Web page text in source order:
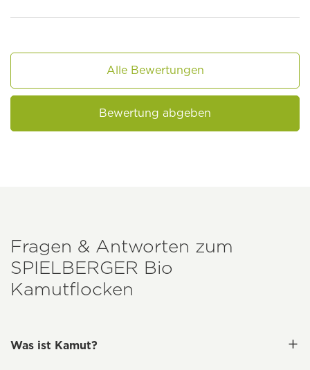
Alle Bewertungen
Bewertung abgeben
Fragen & Antworten zum
SPIELBERGER Bio
Kamutflocken
Was ist Kamut?